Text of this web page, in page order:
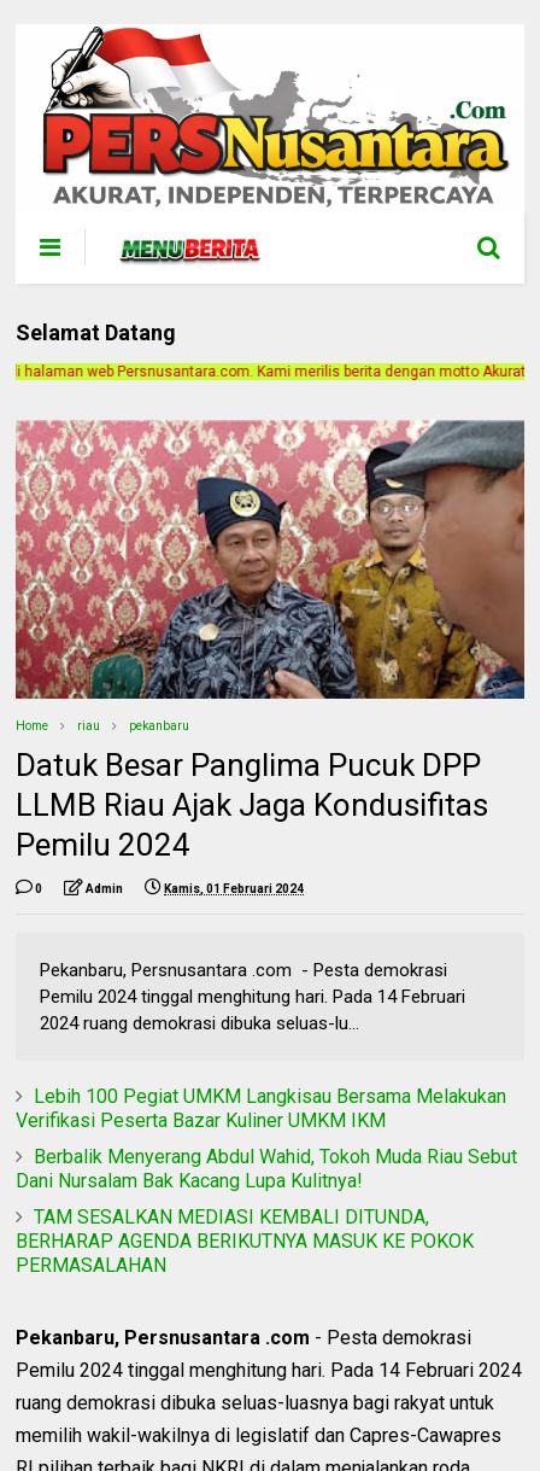
Selamat Datang
Kami merilis berita dengan motto Akurat, Independen, Terpercaya.
Home riau pekanbaru
Datuk Besar Panglima Pucuk DPP
LLMB Riau Ajak Jaga Kondusifitas
Pemilu 2024
0 Admin Kamis, 01 Februari 2024
Pekanbaru, Persnusantara .com - Pesta demokrasi
Pemilu 2024 tinggal menghitung hari. Pada 14 Februari
2024 ruang demokrasi dibuka seluas-lu...
Lebih 100 Pegiat UMKM Langkisau Bersama Melakukan
Verifikasi Peserta Bazar Kuliner UMKM IKM
Berbalik Menyerang Abdul Wahid, Tokoh Muda Riau Sebut
Dani Nursalam Bak Kacang Lupa Kulitnya!
TAM SESALKAN MEDIASI KEMBALI DITUNDA,
BERHARAP AGENDA BERIKUTNYA MASUK KE POKOK
PERMASALAHAN
Pekanbaru, Persnusantara .com - Pesta demokrasi
Pemilu 2024 tinggal menghitung hari. Pada 14 Februari 2024
ruang demokrasi dibuka seluas-luasnya bagi rakyat untuk
memilih wakil-wakilnya di legislatif dan Capres-Cawapres